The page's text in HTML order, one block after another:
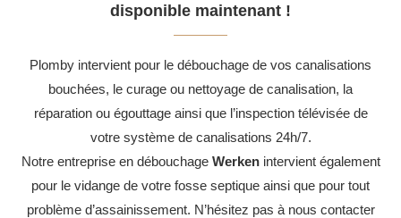
disponible maintenant !
Plomby intervient pour le débouchage de vos canalisations
bouchées, le curage ou nettoyage de canalisation, la
réparation ou égouttage ainsi que l’inspection télévisée de
votre système de canalisations 24h/7.
Notre entreprise en débouchage Werkenintervient également
pour le vidange de votre fosse septique ainsi que pour tout
problème d’assainissement. N’hésitez pas à nous contacter